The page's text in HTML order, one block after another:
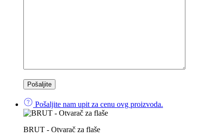
Pošaljite nam upit za cenu ovg proizvoda.
BRUT - Otvarač za flaše